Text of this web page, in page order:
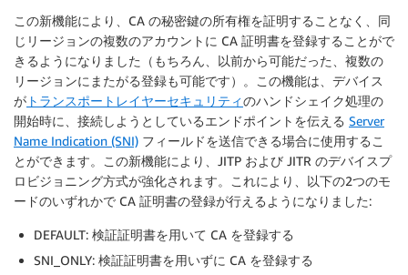
この新機能により、CA の秘密鍵の所有権を証明することなく、同
じリージョンの複数のアカウントに CA 証明書を登録することがで
きるようになりました（もちろん、以前から可能だった、複数の
リージョンにまたがる登録も可能です）。この機能は、デバイス
が トランスポートレイヤーセキュリティのハンドシェイク処理の
開始時に、接続しようとしているエンドポイントを伝える Server
Name Indication (SNI) フィールドを送信できる場合に使用するこ
とができます。この新機能により、JITP および JITR のデバイスプ
ロビジョニング方式が強化されます。これにより、以下の2つのモ
ードのいずれかで CA 証明書の登録が行えるようになりました:
DEFAULT: 検証証明書を用いて CA を登録する
SNI_ONLY: 検証証明書を用いずに CA を登録する